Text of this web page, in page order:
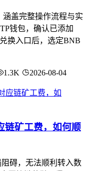
盖完整操作流程与实
钱包，确认已添加
换入口后，选定BNB
1.3K 2026-08-04
链矿工费，如何顺
碍，无法顺利转入数